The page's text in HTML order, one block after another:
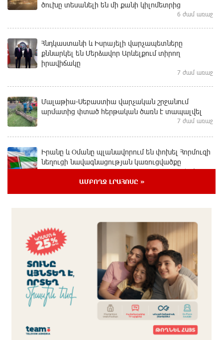
ծուխը տեսանելի են մի քանի կիլոմետրից
6 ժամ առաջ
Հնդկաստանի և Իսրայելի վարչապետները
քննարկել են Մերձավոր Արևելքում տիրող
իրավիճակը
7 ժամ առաջ
Մալաթիա-Սեբաստիա վարչական շրջանում
արմատից փտած հերթական ծառն է տապալվել
7 ժամ առաջ
Իրանը և Օմանը պլանավորում են փոխել Հորմուզի
նեղուցի նավագնացության կառուցվածքը
7 ժամ առաջ
7 ժամ առաջ
Վթար Լոռու մարզում․ փրկարարները վարորդին
դուրս են բերել արգելափակումից
8 ժամ առաջ
Երևանում երթուղիների փոփոխություն կլինի
8 ժամ առաջ
ԱՄԲՈՂՋ ԼՐԱՀՈՍԸ »